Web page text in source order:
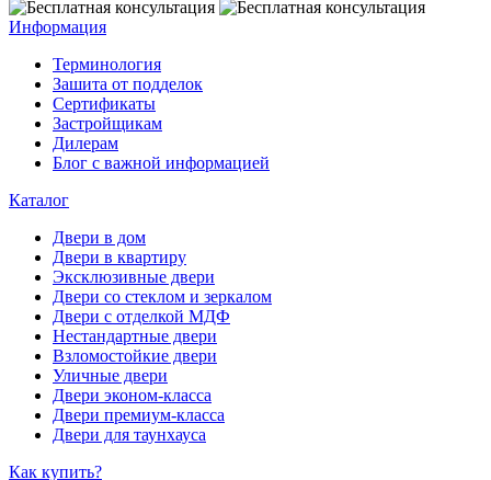
Информация
Терминология
Зашита от подделок
Сертификаты
Застройщикам
Дилерам
Блог с важной информацией
Каталог
Двери в дом
Двери в квартиру
Эксклюзивные двери
Двери со стеклом и зеркалом
Двери с отделкой МДФ
Нестандартные двери
Взломостойкие двери
Уличные двери
Двери эконом-класса
Двери премиум-класса
Двери для таунхауса
Как купить?